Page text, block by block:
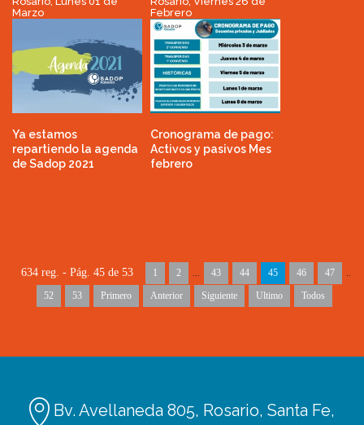
Marzo
Ya estamos
repartiendo la agenda
de Sadop 2021
Febrero
Cronograma de pago:
Activos y pasivos Mes
febrero
634 reg. - Pág. 45 de 53 1 2 ... 43 44 45 46 47
..
52
53 Primero Anterior Siguiente Ultimo Todos
Bv. Avellaneda 805, Rosario, Santa Fe,